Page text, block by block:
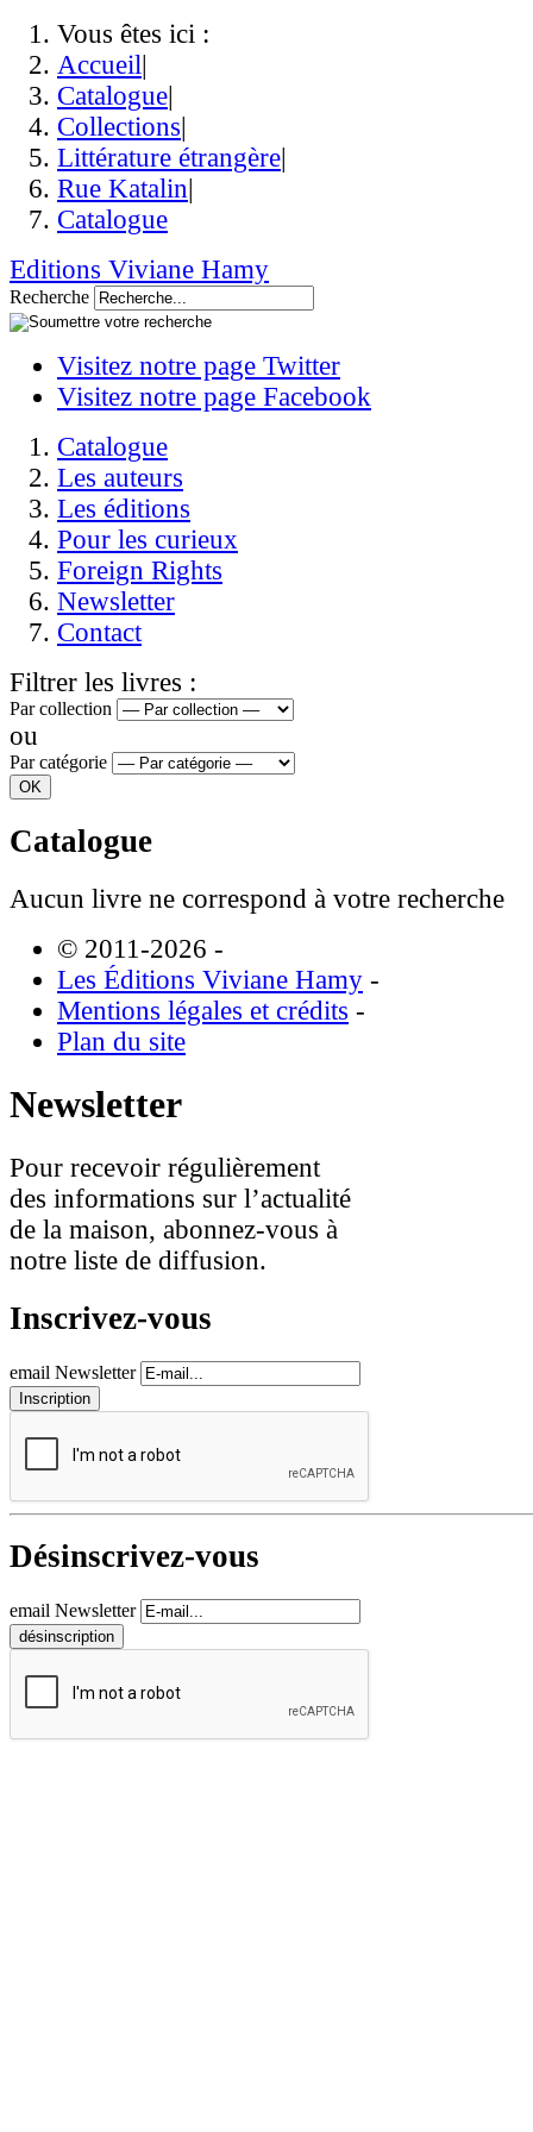
Vous êtes ici :
Accueil|
Catalogue|
Collections|
Littérature étrangère|
Rue Katalin|
Catalogue
Editions Viviane Hamy
Recherche
Visitez notre page Twitter
Visitez notre page Facebook
Catalogue
Les auteurs
Les éditions
Pour les curieux
Foreign Rights
Newsletter
Contact
Filtrer les livres :
Par collection
ou
Par catégorie
Catalogue
Aucun livre ne correspond à votre recherche
© 2011-2026 -
Les Éditions Viviane Hamy -
Mentions légales et crédits -
Plan du site
Newsletter
Pour recevoir régulièrement
des informations sur l’actualité
de la maison, abonnez-vous à
notre liste de diffusion.
Inscrivez-vous
email Newsletter
Désinscrivez-vous
email Newsletter